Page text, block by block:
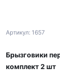
Артикул: 1657
Брызговики
комплект 2 шт